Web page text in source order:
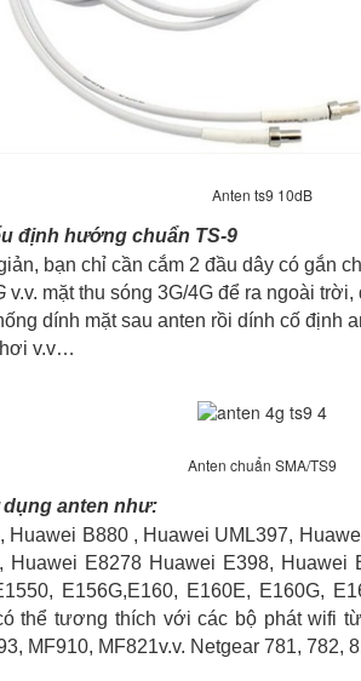
Anten ts9 10dB
định hướng chuẩn TS-9
bạn chỉ cần cắm 2 đầu dây có gắn
v.v. mặt thu sóng 3G/4G để ra ngoài
dính mặt sau anten rồi dính cố định
hơi v.v…
Anten chuẩn SMA/TS9
dụng anten như:
B880 , Huawei UML397,
E8278 Huawei E398, Huawei
E156G,E160, E160E, E160G,
thể tương thích với các bộ phát wifi
MF910, MF821v.v. Netgear 781, 782,